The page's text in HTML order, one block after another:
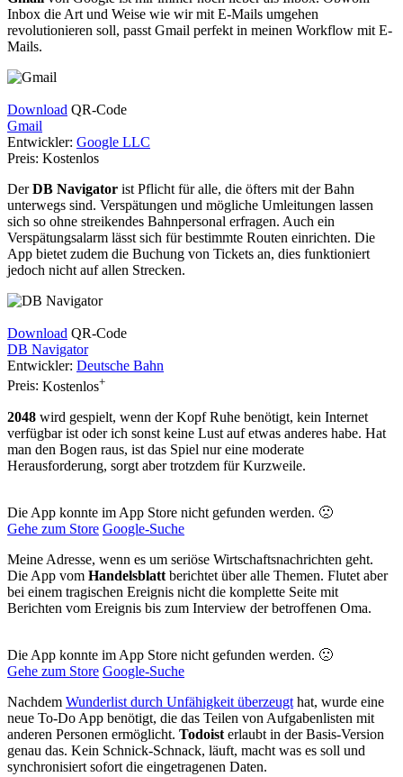
Inbox die Art und Weise wie wir mit E-Mails umgehen
revolutionieren soll, passt Gmail perfekt in meinen Workflow mit E-
Mails.
Download QR-Code
Gmail
Entwickler: Google LLC
Preis: Kostenlos
DerDB Navigator ist Pflicht für alle, die öfters mit der Bahn
unterwegs sind. Verspätungen und mögliche Umleitungen lassen
sich so ohne streikendes Bahnpersonal erfragen. Auch ein
Verspätungsalarm lässt sich für bestimmte Routen einrichten. Die
App bietet zudem die Buchung von Tickets an, dies funktioniert
jedoch nicht auf allen Strecken.
Download QR-Code
DB Navigator
Entwickler: Deutsche Bahn
Preis: Kostenlos+
2048 wird gespielt, wenn der Kopf Ruhe benötigt, kein Internet
verfügbar ist oder ich sonst keine Lust auf etwas anderes habe. Hat
man den Bogen raus, ist das Spiel nur eine moderate
Herausforderung, sorgt aber trotzdem für Kurzweile.
Die App konnte im App Store nicht gefunden werden. 🙁
Gehe zum Store Google-Suche
Meine Adresse, wenn es um seriöse Wirtschaftsnachrichten geht.
Die App vom Handelsblatt berichtet über alle Themen. Flutet aber
bei einem tragischen Ereignis nicht die komplette Seite mit
Berichten vom Ereignis bis zum Interview der betroffenen Oma.
Die App konnte im App Store nicht gefunden werden. 🙁
Gehe zum Store Google-Suche
Nachdem Wunderlist durch Unfähigkeit überzeugt hat, wurde eine
neue To-Do App benötigt, die das Teilen von Aufgabenlisten mit
anderen Personen ermöglicht. Todoist erlaubt in der Basis-Version
genau das. Kein Schnick-Schnack, läuft, macht was es soll und
synchronisiert sofort die eingetragenen Daten.